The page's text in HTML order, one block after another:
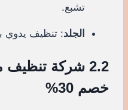
تشبع.
الجلد: تنظيف يدوي
2.2 شركة
خصم 30%